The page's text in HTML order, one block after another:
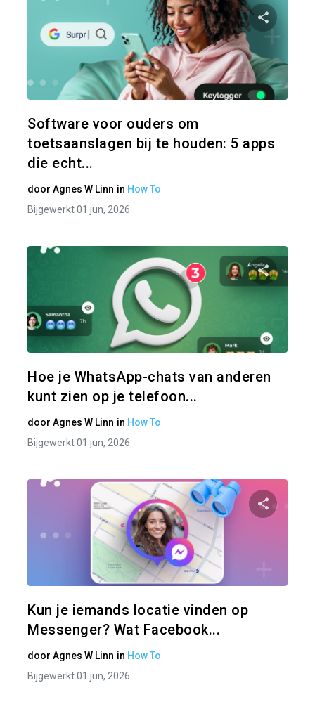
Software voor ouders om
toetsaanslagen bij te houden: 5 apps
die echt...
door Agnes W Linn in How To
Bijgewerkt 01 jun, 2026
Hoe je WhatsApp-chats van anderen
kunt zien op je telefoon...
door Agnes W Linn in How To
Bijgewerkt 01 jun, 2026
Kun je iemands locatie vinden op
Messenger? Wat Facebook...
door Agnes W Linn in How To
Bijgewerkt 01 jun, 2026